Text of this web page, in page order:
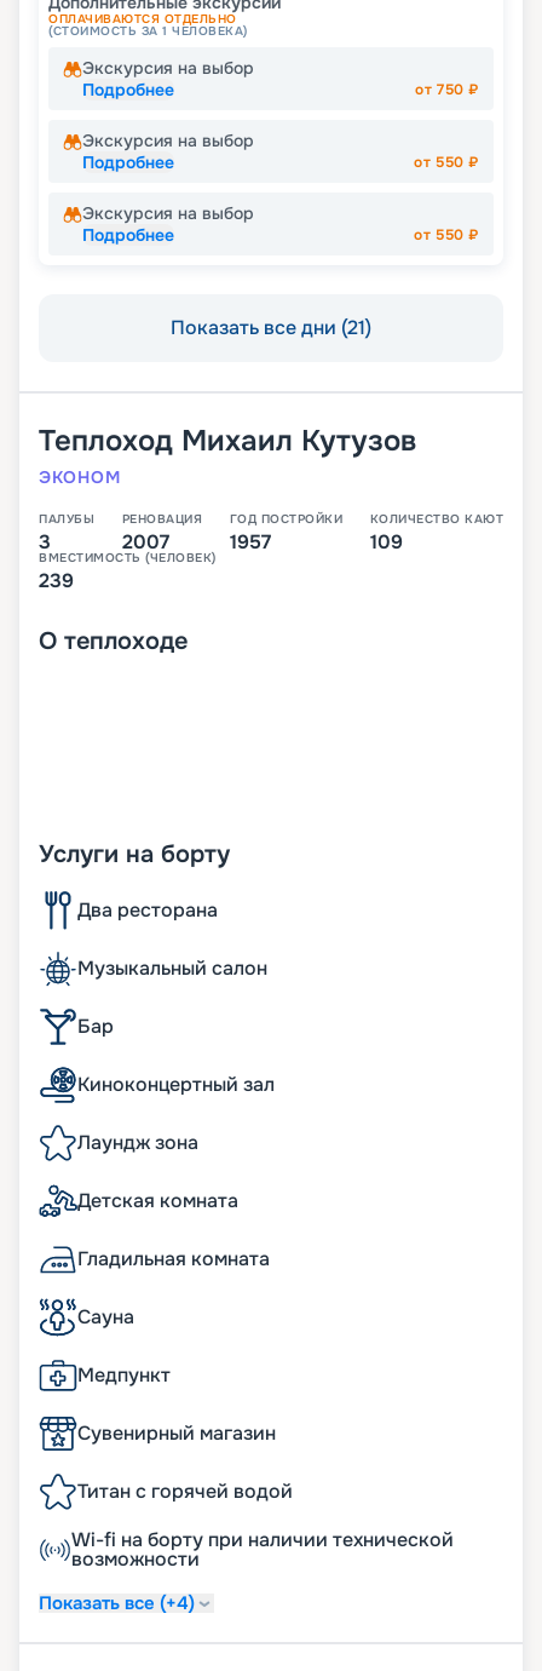
ОПЛАЧИВАЮТСЯ ОТДЕЛЬНО
(СТОИМОСТЬ ЗА 1 ЧЕЛОВЕКА)
Экскурсия на выбор
Подробнее
от 750 ₽
Экскурсия на выбор
Подробнее
от 550 ₽
Экскурсия на выбор
Подробнее
от 550 ₽
Показать все дни (21)
Теплоход Михаил Кутузов
ЭКОНОМ
ПАЛУБЫ
3
РЕНОВАЦИЯ
2007
ГОД ПОСТРОЙКИ
1957
КОЛИЧЕСТВО КАЮТ
109
ВМЕСТИМОСТЬ (ЧЕЛОВЕК)
239
О теплоходе
Услуги на борту
Два ресторана
Музыкальный салон
Бар
Киноконцертный зал
Лаундж зона
Детская комната
Гладильная комната
Сауна
Медпункт
Сувенирный магазин
Титан с горячей водой
Wi-fi на борту при наличии технической
возможности
Показать все (+4)